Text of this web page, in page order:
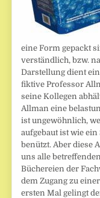
eine Form gepackt
verständlich, bzw.
Darstellung dient
fiktive Professor
seine Kollegen
Allman eine
ist ungewöhnlich,
aufgebaut ist wie
benützt. Aber diese
uns alle
Büchereien der
dem Zugang zu
ersten Mal gelingt